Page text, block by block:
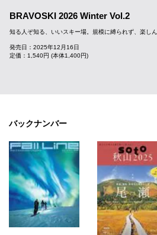
BRAVOSKI 2026 Winter Vol.2
知る人ぞ知る、いいスキー場。規模に縛られず、楽し
発売日：2025年12月16日
定価：1,540円 (本体1,400円)
バックナンバー